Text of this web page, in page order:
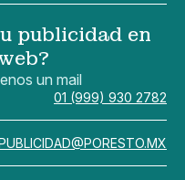
publicidad en
un mail
01 (999) 930 2782